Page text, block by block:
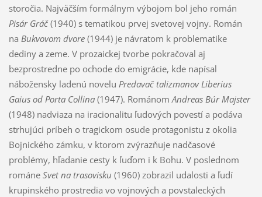
storočia. Najväčším formálnym výbojom bol jeho román
Pisár Gráč(1940) s tematikou prvej svetovej vojny. Román
na Bukvovom dvore(1944) je návratom k problematike
dediny a zeme. V prozaickej tvorbe pokračoval aj
bezprostredne po ochode do emigrácie, kde napísal
nábožensky ladenú novelu Predavač talizmanov Liberius
Gaius od Porta Collina (1947). RománomAndreas Búr Majster
(1948) nadviaza na iracionalitu ľudových povestí a podáva
strhujúci príbeh o tragickom osude protagonistu z okolia
Bojnického zámku, v ktorom zvýrazňuje nadčasové
problémy, hľadanie cesty k ľuďom i k Bohu. V poslednom
románe Svet na trasovisku (1960) zobrazil udalosti a ľudí
krupinského prostredia vo vojnových a povstaleckých